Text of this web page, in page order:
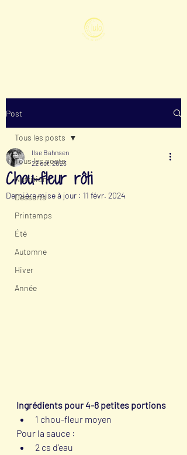
Post
Tous les posts
Nutrition
Desserts
Printemps
Été
Automne
Hiver
Année
Tous les posts
Chou-fleur rôti
Ilse Bahnsen
22 oct. 2023
Dernière mise à jour : 11 févr. 2024
Ingrédients pour 4-8 petites portions
1 chou-fleur moyen
Pour la sauce :
2 cs d’eau